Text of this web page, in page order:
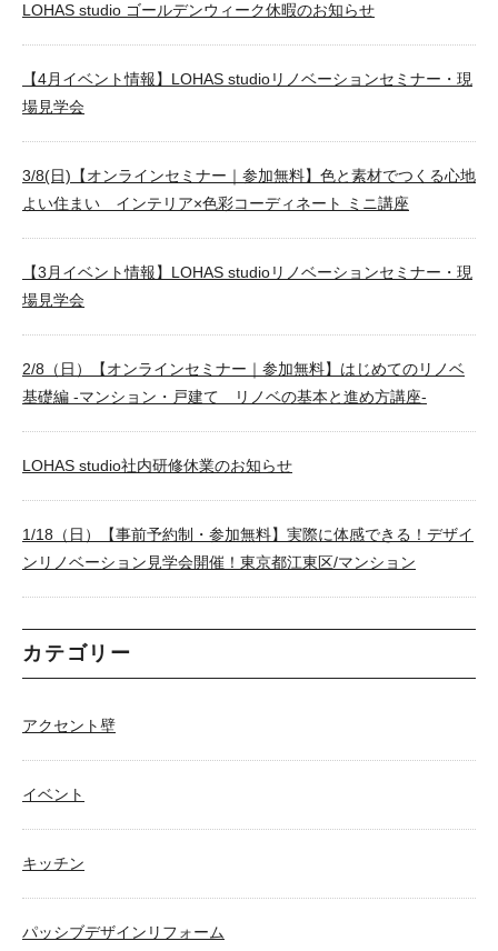
LOHAS studio ゴールデンウィーク休暇のお知らせ
【4月イベント情報】LOHAS studioリノベーションセミナー・現
場見学会
3/8(日)【オンラインセミナー｜参加無料】色と素材でつくる心地
よい住まい インテリア×色彩コーディネート ミニ講座
【3月イベント情報】LOHAS studioリノベーションセミナー・現
場見学会
2/8（日）【オンラインセミナー｜参加無料】はじめてのリノベ
基礎編 -マンション・戸建て リノベの基本と進め方講座-
LOHAS studio社内研修休業のお知らせ
1/18（日）【事前予約制・参加無料】実際に体感できる！デザイ
ンリノベーション見学会開催！東京都江東区/マンション
カテゴリー
アクセント壁
イベント
キッチン
パッシブデザインリフォーム